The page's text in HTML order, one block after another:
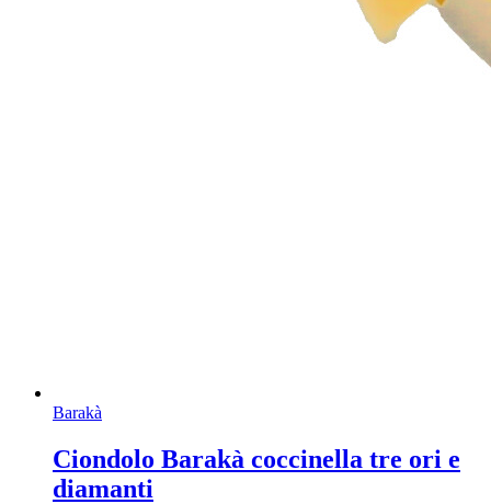
Barakà
Ciondolo Barakà coccinella tre ori e
diamanti